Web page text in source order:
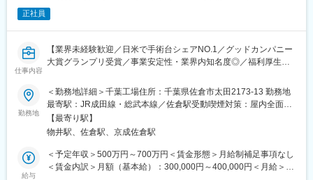
【豊富な福利厚生】
■住宅補助手当 / 会社規程に該当の場合
(30歳まで15,000円/月、35歳まで10,000円/月)
■扶養家族手当 / 会社規程に該当の場合
(配偶者12,000円、子1人につき8,000円)
■退職金制度
■保養所（多数) など
変更の範囲：会社の定める業務
工場生産管理課全体では20名
＊＊＊＊＊＊＊＊＊＊＊＊＊＊＊
日本から世界へ。当社の医療機器は、世界数十か国で採用されて
います。
ち、"グローバル・スタンダード"として認められています。
１．世界初の全油圧式手術台 ～ 医療先進国である日本・アメリカ
正社員
仕事内容
【業界未経験歓迎／日米で手術台シェアNO.1／グッドカンパニー
大賞グランプリ受賞／事業安定性・業界内知名度◎／福利厚生充
【業務概要】
■当社は100年を超える医療機器メーカーで、世界的なトップクラ
スシェア製品を持つ安定企業です。
■主力製品である「手術台」の『機械設計』を担当いただきます。
■手術台はベッドとは異なり、手術の部位や術式に応じて、上下昇
降・左右傾斜・部位伸縮・体制保持など様々な可動が求められま
す。
勤務地
＜勤務地詳細＞千葉工場住所：千葉県佐倉市太田2173-13 勤務地
最寄駅：JR成田線・総武本線／佐倉駅受動喫煙対策：屋内全面禁
煙変更の範囲：会社の定める事業所
【最寄り駅】
物井駅、佐倉駅、京成佐倉駅
給与
＜予定年収＞500万円～700万円＜賃金形態＞月給制補足事項なし
＜賃金内訳＞月額（基本給）：300,000円～400,000円＜月給＞